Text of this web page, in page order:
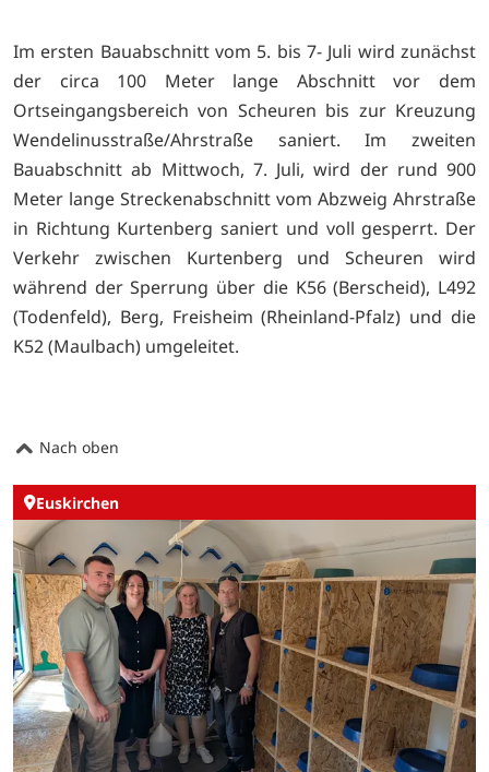
Im ersten Bauabschnitt vom 5. bis 7- Juli wird zunächst
der circa 100 Meter lange Abschnitt vor dem
Ortseingangsbereich von Scheuren bis zur Kreuzung
Wendelinusstraße/Ahrstraße saniert. Im zweiten
Bauabschnitt ab Mittwoch, 7. Juli, wird der rund 900
Meter lange Streckenabschnitt vom Abzweig Ahrstraße
in Richtung Kurtenberg saniert und voll gesperrt. Der
Verkehr zwischen Kurtenberg und Scheuren wird
während der Sperrung über die K56 (Berscheid), L492
(Todenfeld), Berg, Freisheim (Rheinland-Pfalz) und die
K52 (Maulbach) umgeleitet.
Nach oben
Euskirchen